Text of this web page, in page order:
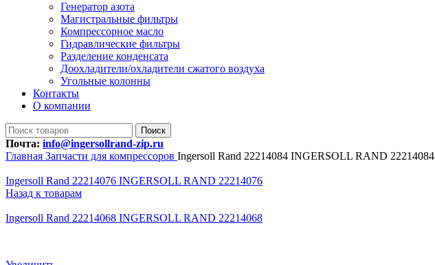
Генератор азота
Магистральные фильтры
Компрессорное масло
Гидравлические фильтры
Разделение конденсата
Доохладители/охладители сжатого воздуха
Угольные колонны
Контакты
О компании
Поиск
Почта: info@ingersollrand-zip.ru
Главная Запчасти для компрессоров Ingersoll Rand 22214084 INGERSOLL RAND 22214084
Ingersoll Rand 22214076 INGERSOLL RAND 22214076
Назад к товарам
Ingersoll Rand 22214068 INGERSOLL RAND 22214068